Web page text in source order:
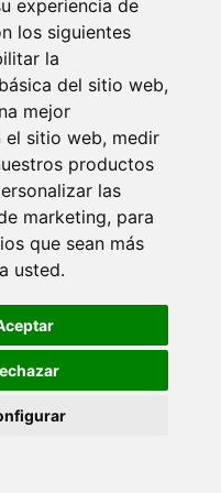
experiencia de
los siguientes
la
del sitio web,
mejor
el sitio web, medir
productos
las
marketing, para
que sean más
usted.
Viernes